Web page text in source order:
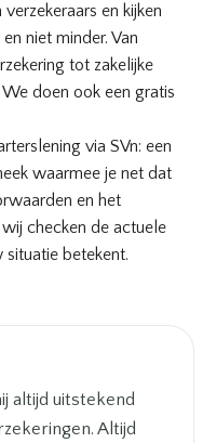
en kijken
niet minder. Van
tot zakelijke
doen ook een gratis
via SVn: een
waarmee je net dat
en het
checken de actuele
betekent.
altijd uitstekend
Altijd